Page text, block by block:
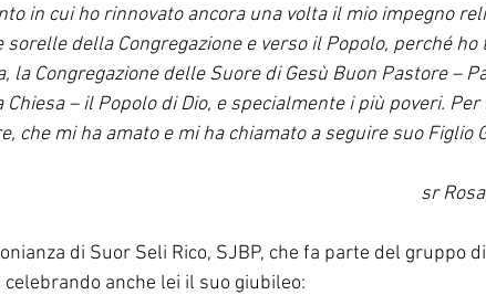
in cui ho rinnovato ancora una volta il mio impegno
della Congregazione e verso il Popolo, perché
la Congregazione delle Suore di Gesù Buon Pastore –
– il Popolo di Dio, e specialmente i più poveri.
che mi ha amato e mi ha chiamato a seguire suo Figlio
sr
di Suor Seli Rico, SJBP, che fa parte del gruppo
anche lei il suo giubileo: